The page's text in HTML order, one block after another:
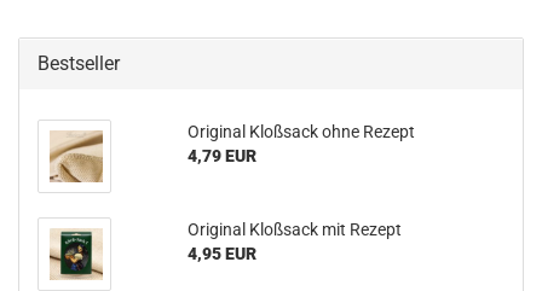
Bestseller
Original Kloßsack ohne Rezept
4,79 EUR
Original Kloßsack mit Rezept
4,95 EUR